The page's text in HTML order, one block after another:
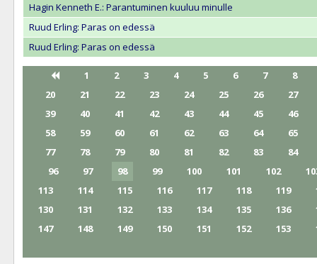
Hagin Kenneth E.: Parantuminen kuuluu minulle
Ruud Erling: Paras on edessä
Ruud Erling: Paras on edessä
1 2 3 4 5 6 7
8
20
21 22 23 24 25 26
27
39
40 41 42 43 44 45
46
58
59 60 61 62 63 64
65
77
78 79 80 81 82 83
84
96
97 98 99 100 101 102
113
114 115 116 117 118 119
130
131 132 133 134 135 136
147
148 149 150 151 152 153